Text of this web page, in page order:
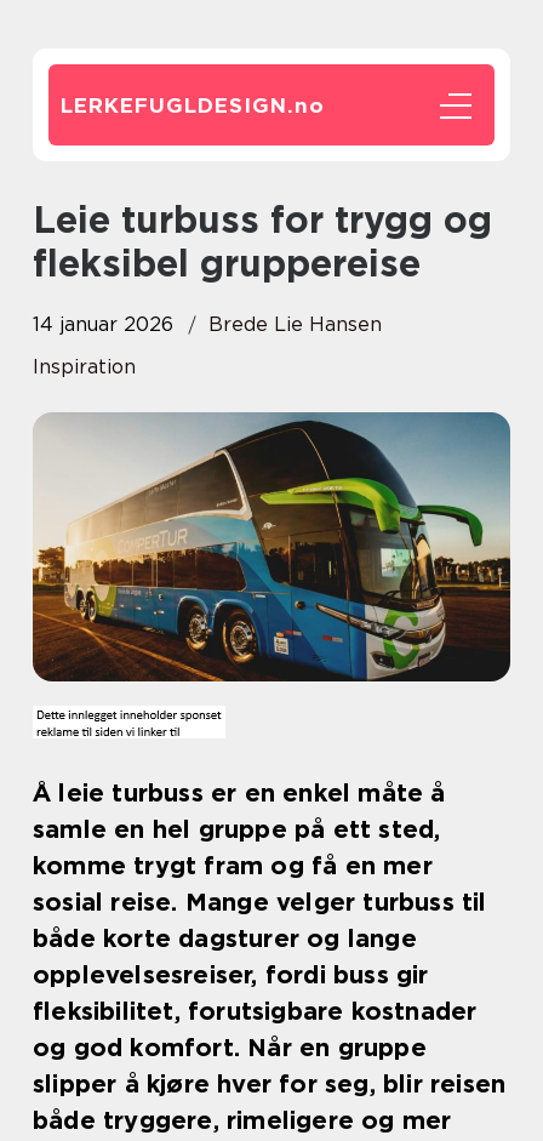
LERKEFUGLDESIGN.no
Leie turbuss for trygg og
fleksibel gruppereise
14 januar 2026
Brede Lie Hansen
Inspiration
Å leie turbuss er en enkel måte å
samle en hel gruppe på ett sted,
komme trygt fram og få en mer
sosial reise. Mange velger turbuss til
både korte dagsturer og lange
opplevelsesreiser, fordi buss gir
fleksibilitet, forutsigbare kostnader
og god komfort. Når en gruppe
slipper å kjøre hver for seg, blir reisen
både tryggere, rimeligere og mer